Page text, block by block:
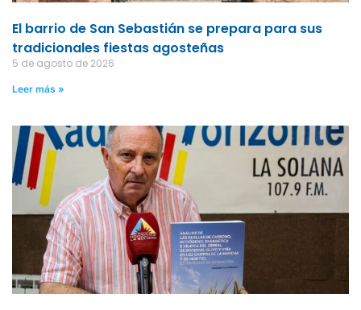
El barrio de San Sebastián se prepara para sus
tradicionales fiestas agosteñas
5 de agosto de 2026
Leer más »